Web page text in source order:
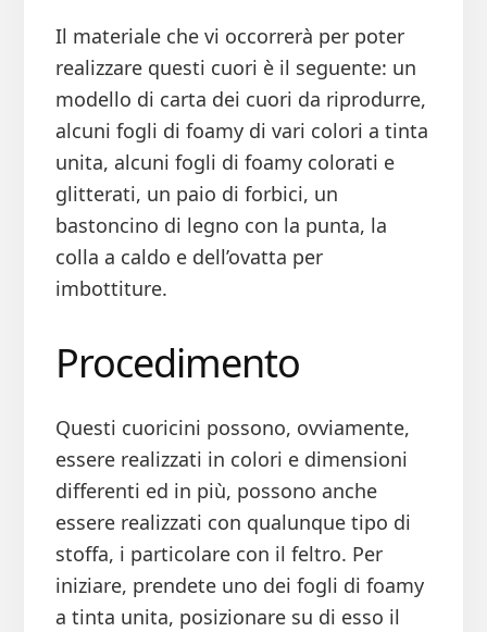
Il materiale che vi occorrerà per poter
realizzare questi cuori è il seguente: un
modello di carta dei cuori da riprodurre,
alcuni fogli di foamy di vari colori a tinta
unita, alcuni fogli di foamy colorati e
glitterati, un paio di forbici, un
bastoncino di legno con la punta, la
colla a caldo e dell’ovatta per
imbottiture.
Procedimento
Questi cuoricini possono, ovviamente,
essere realizzati in colori e dimensioni
differenti ed in più, possono anche
essere realizzati con qualunque tipo di
stoffa, i particolare con il feltro. Per
iniziare, prendete uno dei fogli di foamy
a tinta unita, posizionare su di esso il